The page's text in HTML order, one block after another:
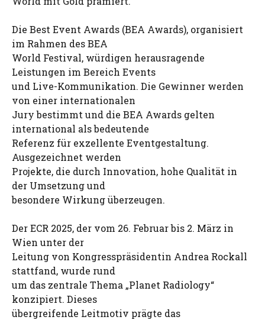
Die Best Event Awards (BEA Awards), organisiert
im Rahmen des BEA
World Festival, würdigen herausragende
Leistungen im Bereich Events
und Live-Kommunikation. Die Gewinner werden
von einer internationalen
Jury bestimmt und die BEA Awards gelten
international als bedeutende
Referenz für exzellente Eventgestaltung.
Ausgezeichnet werden
Projekte, die durch Innovation, hohe Qualität in
der Umsetzung und
besondere Wirkung überzeugen.
Der ECR 2025, der vom 26. Februar bis 2. März in
Wien unter der
Leitung von Kongresspräsidentin Andrea Rockall
stattfand, wurde rund
um das zentrale Thema „Planet Radiology“
konzipiert. Dieses
übergreifende Leitmotiv prägte das